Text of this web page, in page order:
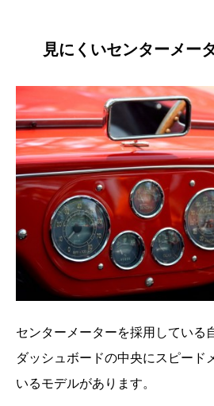
見にくいセンターメー
センターメーターを採用している
ダッシュボードの中央にスピード
いるモデルがあります。